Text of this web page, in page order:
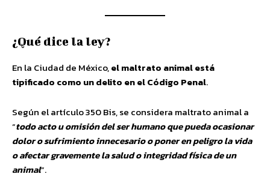
¿Qué dice la ley?
En la Ciudad de México,el maltrato animal está
tipificado como un delito en el Código Penal.
Según el artículo 350 Bis, se considera maltrato animal a
“todo acto u omisión del ser humano que pueda ocasionar
dolor o sufrimiento innecesario o poner en peligro la vida
o afectar gravemente la salud o integridad física de un
animal”.